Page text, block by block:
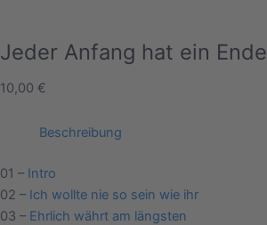
Jeder Anfang hat ein Ende
10,00 €
Beschreibung
01 – Intro
02 – Ich wollte nie so sein wie ihr
03 – Ehrlich währt am längsten